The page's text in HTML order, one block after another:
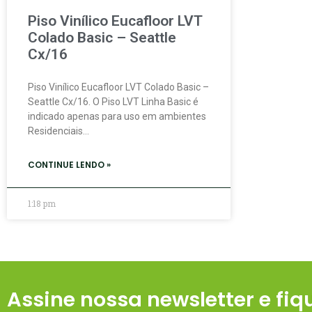
Piso Vinílico Eucafloor LVT
Colado Basic – Seattle
Cx/16
Piso Vinílico Eucafloor LVT Colado Basic –
Seattle Cx/16. O Piso LVT Linha Basic é
indicado apenas para uso em ambientes
Residenciais…
CONTINUE LENDO »
1:18 pm
Assine nossa newsletter e